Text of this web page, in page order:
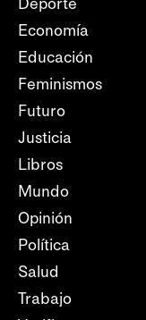
Deporte
Economía
Educación
Feminismos
Futuro
Justicia
Libros
Mundo
Opinión
Política
Salud
Trabajo